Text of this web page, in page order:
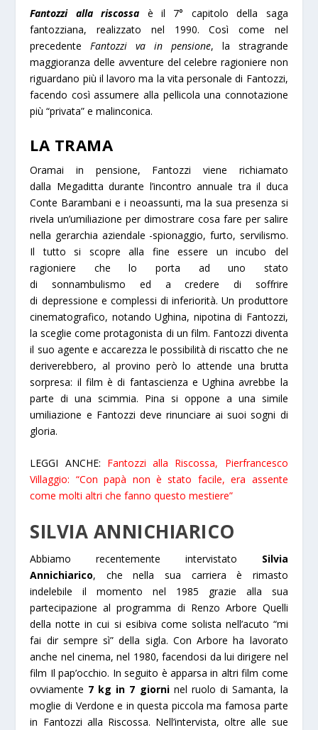
Fantozzi alla riscossa è il 7° capitolo della saga
fantozziana, realizzato nel 1990. Così come nel
precedente Fantozzi va in pensione, la stragrande
maggioranza delle avventure del celebre ragioniere non
riguardano più il lavoro ma la vita personale di Fantozzi,
facendo così assumere alla pellicola una connotazione
più “privata” e malinconica.
LA TRAMA
Oramai in pensione, Fantozzi viene richiamato
dalla Megaditta durante l’incontro annuale tra il duca
Conte Barambani e i neoassunti, ma la sua presenza si
rivela un’umiliazione per dimostrare cosa fare per salire
nella gerarchia aziendale -spionaggio, furto, servilismo.
Il tutto si scopre alla fine essere un incubo del
ragioniere che lo porta ad uno stato
di sonnambulismo ed a credere di soffrire
di depressione e complessi di inferiorità. Un produttore
cinematografico, notando Ughina, nipotina di Fantozzi,
la sceglie come protagonista di un film. Fantozzi diventa
il suo agente e accarezza le possibilità di riscatto che ne
deriverebbero, al provino però lo attende una brutta
sorpresa: il film è di fantascienza e Ughina avrebbe la
parte di una scimmia. Pina si oppone a una simile
umiliazione e Fantozzi deve rinunciare ai suoi sogni di
gloria.
LEGGI ANCHE: Fantozzi alla Riscossa, Pierfrancesco
Villaggio: “Con papà non è stato facile, era assente
come molti altri che fanno questo mestiere”
SILVIA ANNICHIARICO
Abbiamo recentemente intervistato Silvia
Annichiarico, che nella sua carriera è rimasto
indelebile il momento nel 1985 grazie alla sua
partecipazione al programma di Renzo Arbore Quelli
della notte in cui si esibiva come solista nell’acuto “mi
fai dir sempre sì” della sigla. Con Arbore ha lavorato
anche nel cinema, nel 1980, facendosi da lui dirigere nel
film Il pap’occhio. In seguito è apparsa in altri film come
ovviamente 7 kg in 7 giorninel ruolo di Samanta, la
moglie di Verdone e in questa piccola ma famosa parte
in Fantozzi alla Riscossa. Nell’intervista, oltre alle sue